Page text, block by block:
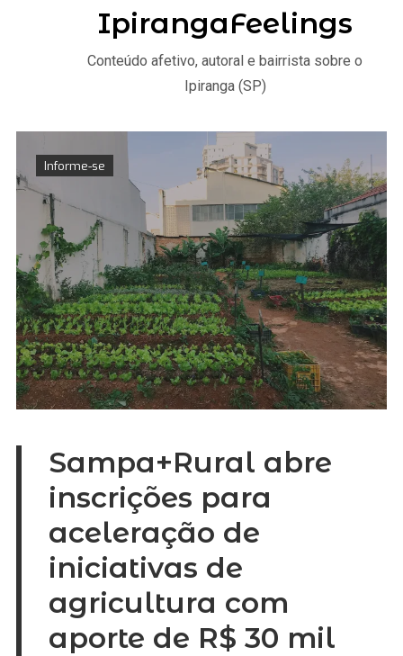
Informe-se
Sampa+Rural abre
inscrições para
aceleração de
iniciativas de
agricultura com
aporte de R$ 30 mil
IpirangaFeelings
Conteúdo afetivo, autoral e bairrista sobre o
Ipiranga (SP)